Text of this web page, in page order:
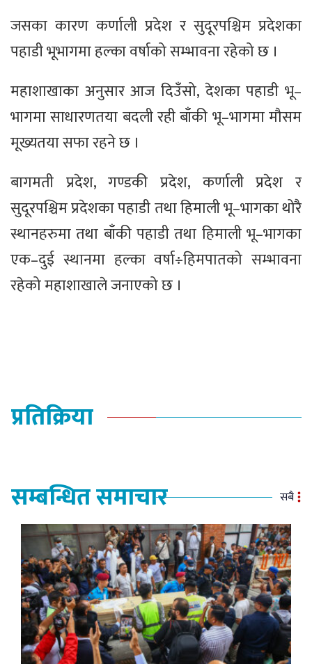
जसका कारण कर्णाली प्रदेश र सुदूरपश्चिम प्रदेशका
पहाडी भूभागमा हल्का वर्षाको सम्भावना रहेको छ ।
महाशाखाका अनुसार आज दिउँसो, देशका पहाडी भू–
भागमा साधारणतया बदली रही बाँकी भू–भागमा मौसम
मूख्यतया सफा रहने छ ।
बागमती प्रदेश, गण्डकी प्रदेश, कर्णाली प्रदेश र
सुदूरपश्चिम प्रदेशका पहाडी तथा हिमाली भू–भागका थोरै
स्थानहरुमा तथा बाँकी पहाडी तथा हिमाली भू–भागका
एक–दुई स्थानमा हल्का वर्षा÷हिमपातको सम्भावना
रहेको महाशाखाले जनाएको छ ।
प्रतिक्रिया
सम्बन्धित समाचार सबै